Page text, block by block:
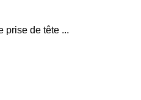
prise de tête ...